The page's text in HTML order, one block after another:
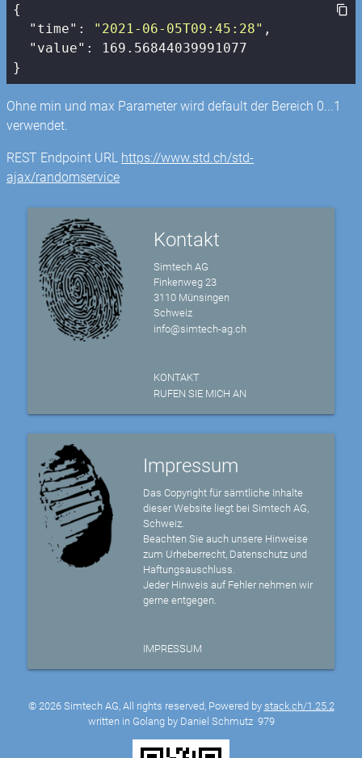
{
"time" : "2021-06-05T09:45:28" ,
"value" : 169.56844039991077
}
Ohne min und max Parameter wird default der Bereich 0...1
verwendet.
REST Endpoint URL https://www.std.ch/std-
ajax/randomservice
Kontakt
Simtech AG
Finkenweg 23
3110 Münsingen
Schweiz
info@simtech-ag.ch
KONTAKT
RUFEN SIE MICH AN
Impressum
Das Copyright für sämtliche Inhalte
dieser Website liegt bei Simtech AG,
Schweiz.
Beachten Sie auch unsere Hinweise
zum Urheberrecht, Datenschutz und
Haftungsauschluss.
Jeder Hinweis auf Fehler nehmen wir
gerne entgegen.
IMPRESSUM
© 2026 Simtech AG, All rights reserved, Powered by stack.ch/1.25.2
written in Golang by Daniel Schmutz 979